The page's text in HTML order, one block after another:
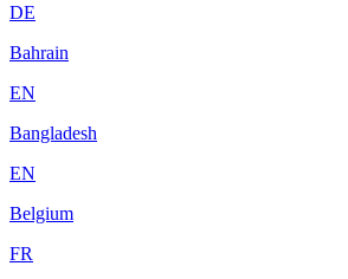
DE
Bahrain
EN
Bangladesh
EN
Belgium
FR